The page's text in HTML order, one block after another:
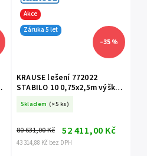
Akce
Záruka 5 let
–35 %
KRAUSE lešení 772022
STABILO 10 0,75x2,5m výška
Skladem (>5 ks)
43 314,88 Kč bez DPH
80 631,00 Kč 52 411,00 Kč